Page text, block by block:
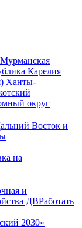
Мурманская
Карелия
Ханты-
округ
Восток и
на
и
ДВРаботать
2030»